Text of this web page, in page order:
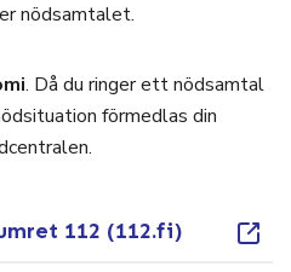
nödsamtalet.
. Då du ringer ett nödsamtal
förmedlas din
112 (112.fi)